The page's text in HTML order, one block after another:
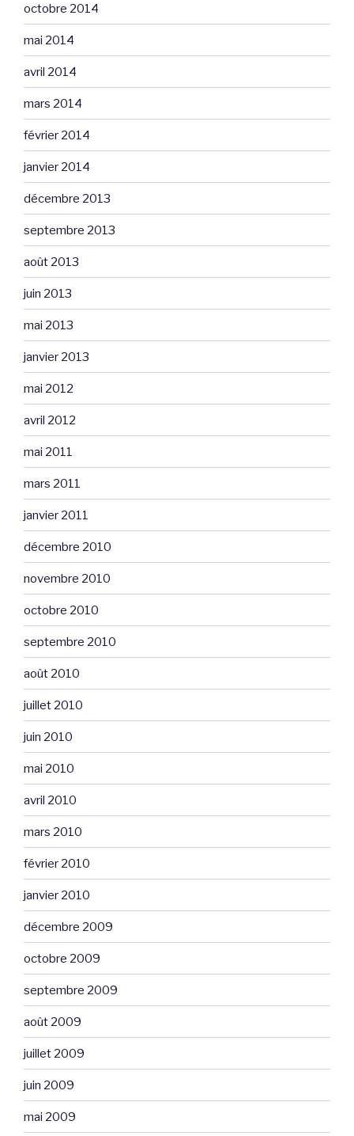
octobre 2014
mai 2014
avril 2014
mars 2014
février 2014
janvier 2014
décembre 2013
septembre 2013
août 2013
juin 2013
mai 2013
janvier 2013
mai 2012
avril 2012
mai 2011
mars 2011
janvier 2011
décembre 2010
novembre 2010
octobre 2010
septembre 2010
août 2010
juillet 2010
juin 2010
mai 2010
avril 2010
mars 2010
février 2010
janvier 2010
décembre 2009
octobre 2009
septembre 2009
août 2009
juillet 2009
juin 2009
mai 2009